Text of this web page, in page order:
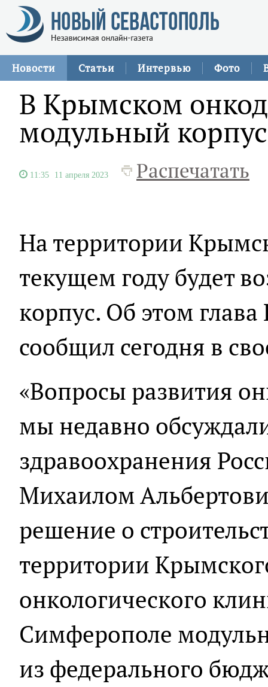
Новости Статьи Интервью Фото
В Крымском
модульный корпус
11:35 11 апреля 2023 Распечатать
На территории
текущем году будет
корпус. Об этом
сообщил сегодня в
«Вопросы развития
мы недавно
здравоохранения
Михаилом
решение о
территории
онкологического
Симферополе
из федерального